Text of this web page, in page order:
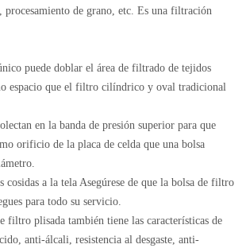
procesamiento de grano, etc. Es una filtración
puede doblar el área de filtrado de tejidos
espacio que el filtro cilíndrico y oval tradicional
en la banda de presión superior para que
orificio de la placa de celda que una bolsa
cosidas a la tela Asegúrese de que la bolsa de filtro
para todo su servicio.
filtro plisada también tiene las características de
anti-álcali, resistencia al desgaste, anti-